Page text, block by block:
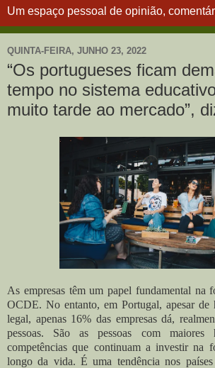
Um espaço pessoal de opinião,
QUINTA-FEIRA, JUNHO 23, 2022
“Os portugueses ficam
tempo no sistema
muito tarde ao mercado”,
As empresas têm um papel fundamental na
OCDE. No entanto, em Portugal, apesar de
legal, apenas 16% das empresas dá,
pessoas. São as pessoas com maiores
competências que continuam a investir na
longo da vida. É uma tendência nos